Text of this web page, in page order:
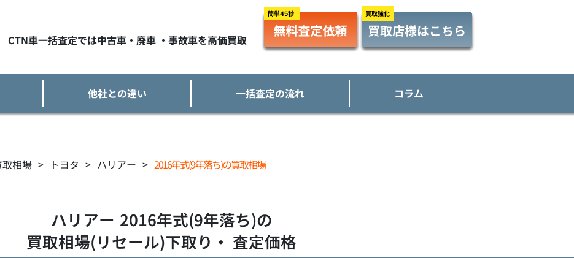
CTN車一括査定では中古車・廃車 ・事故車を高価買取
他社との違い 一括査定の流れ コラム
相場 > トヨタ > ハリアー > 2016年式(9年落ち)の買取相場
ハリアー 2016年式(9年落ち)の
買取相場(リセール)下取り・ 査定価格